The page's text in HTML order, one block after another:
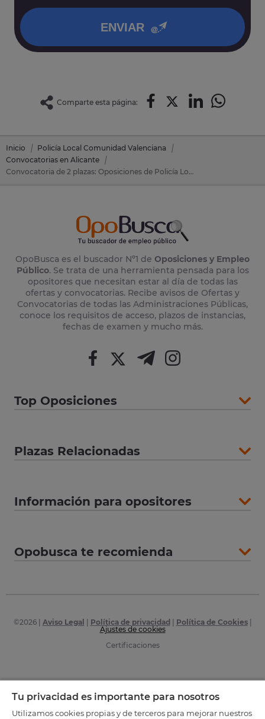
ENVIAR
Comparte esta página:
Inicio
Policía Local Comunidad Valenciana
Convocatorias en Alicante
Convocatoria de 2 plazas: Oposiciones de Policía Local Comunidad Valenciana en Dolores (Alicante)
OpoBusca es el buscador Nº1 de Oposiciones y Empleo
Público. Se trata de una herramienta pensada para los
opositores que necesitan estar al día de todas las
ofertas y convocatorias. Recibe avisos de Ofertas y
Convocatorias de todas las Administraciones Públicas,
conoce los requisitos de acceso, plazos de instancias,
fechas de examen y mucho más.
Top Oposiciones
Plazas Relacionadas
Información para opositores
Opobusca te recomienda
©2026| Aviso Legal Política de privacidad Política de Cookies|
Ajustes de cookies
Certificaciones
Tu privacidad es importante para nosotros
Utilizamos cookies propias y de terceros para mejorar nuestros